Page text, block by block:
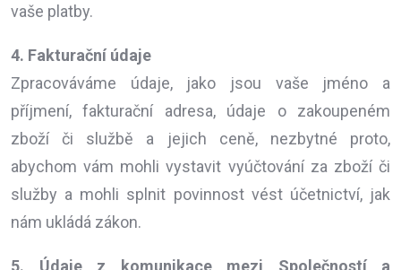
vaše platby.
4. Fakturační údaje
Zpracováváme údaje, jako jsou vaše jméno a
příjmení, fakturační adresa, údaje o zakoupeném
zboží či službě a jejich ceně, nezbytné proto,
abychom vám mohli vystavit vyúčtování za zboží či
služby a mohli splnit povinnost vést účetnictví, jak
nám ukládá zákon.
5. Údaje z komunikace mezi Společností a